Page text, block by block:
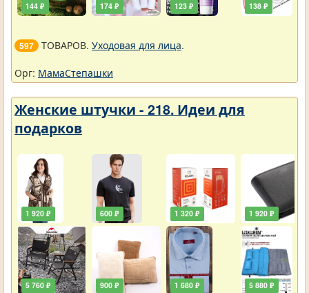
144 ₽ 174 ₽ 123 ₽ 138 ₽
597 ТОВАРОВ. Уходовая для лица.
Орг: МамаСтепашки
Женские штучки - 218. Идеи для
подарков
1 920 ₽
5 760 ₽
600 ₽
900 ₽
1 320 ₽
1 680 ₽
1 920 ₽
5 880 ₽